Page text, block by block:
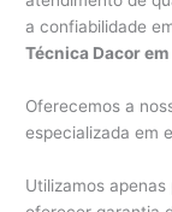
a confiabilidade
Técnica Dacor
Oferecemos a
especializada em
Utilizamos apenas